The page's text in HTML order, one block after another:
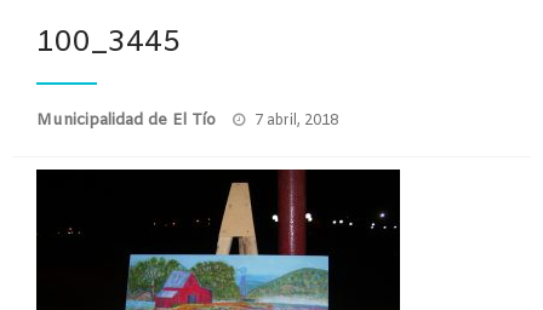
100_3445
Municipalidad de El Tío
Publicado
7 abril, 2018